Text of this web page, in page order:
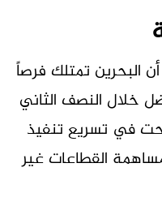
البحرين تمتلك فرصاً
خلال النصف الثاني
في تسريع تنفيذ
مساهمة القطاعات غير